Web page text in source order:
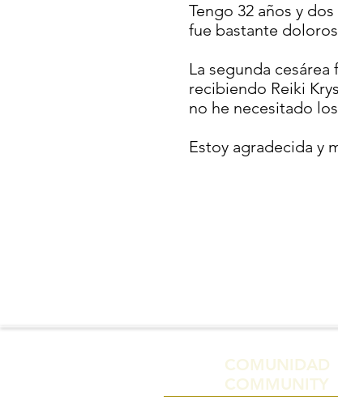
Tengo 32 años y
fue bastante
La segunda
recibiendo Reiki
no he necesitado
Estoy agradecida y
COMUNIDAD
COMMUNITY